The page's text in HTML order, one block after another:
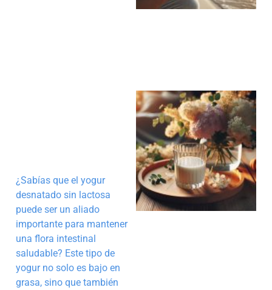
¿Sabías que el yogur
desnatado sin lactosa
puede ser un aliado
importante para mantener
una flora intestinal
saludable? Este tipo de
yogur no solo es bajo en
grasa, sino que también